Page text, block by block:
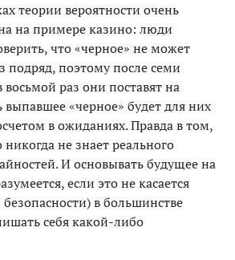
теории вероятности очень
на примере казино: люди
что «черное» не может
подряд, поэтому после семи
раз они поставят на
выпавшее «черное» будет для них
в ожиданиях. Правда в том,
не знает реального
И основывать будущее на
если это не касается
в большинстве
себя какой-либо